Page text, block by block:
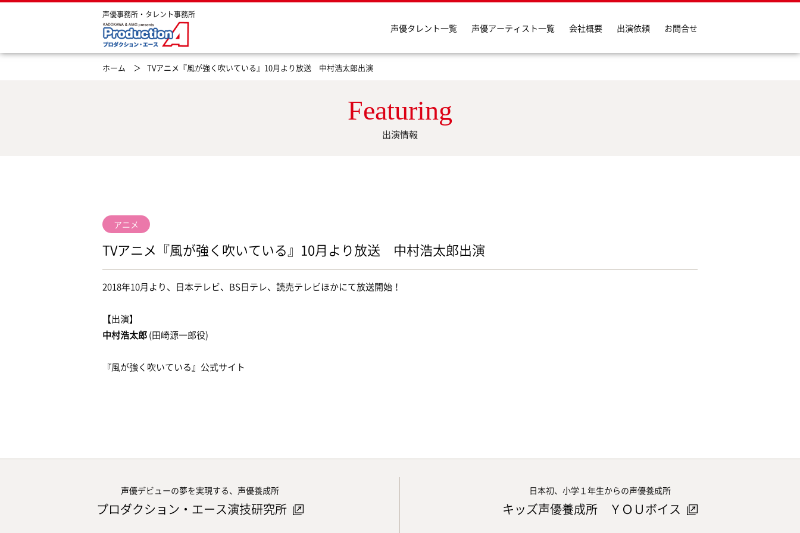
声優事務所・タレント事務所
声優タレント一覧 声優アーティスト一覧 会社概要 出演依頼 お問合せ
ホーム ＞ TVアニメ『風が強く吹いている』10月より放送 中村浩太郎出演
Featuring
出演情報
アニメ
TVアニメ『風が強く吹いている』10月より放送 中村浩太郎出演
2018年10月より、日本テレビ、BS日テレ、読売テレビほかにて放送開始！
【出演】
中村浩太郎(田崎源一郎役)
『風が強く吹いている』公式サイト
声優デビューの夢を実現する、声優養成所
プロダクション・エース演技研究所
日本初、小学１年生からの声優養成所
キッズ声優養成所 ＹＯＵボイス